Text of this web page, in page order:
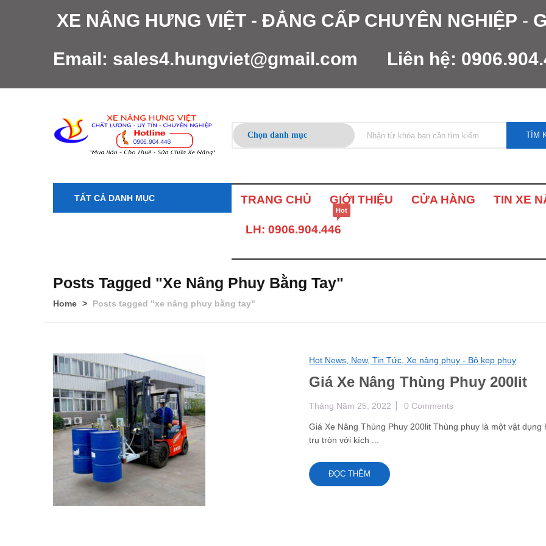
XE NÂNG HƯNG VIỆT - ĐẲNG CẤP CHUYÊN NGHIỆP -
Email: sales4.hungviet@gmail.com Liên hệ:
TÌM
TẤT CẢ DANH MỤC TRANG CHỦ GIỚI THIỆU CỬA HÀNG TIN XE
LH: 0906.904.446
Hot
Posts Tagged "xe Nâng Phuy Bằng Tay"
Home Posts tagged "xe nâng phuy bằng tay"
Hot News, New, Tin Tức, Xe nâng phuy - Bộ kẹp phuy
Giá Xe Nâng Thùng Phuy 200lit
Tháng Năm 25, 2022 0 Comments
Giá Xe Nâng Thùng Phuy 200lit Thùng phuy là một vật dụng
trụ tròn với kích ...
ĐỌC THÊM